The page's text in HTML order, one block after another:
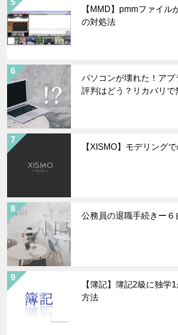
【MMD】pmmファイル
の対処法
パソコンが壊れた！アプ
評判はどう？リカバリで
【XISMO】モデリング
公務員の退職手続きー６
【簿記】簿記2級に独学
方法